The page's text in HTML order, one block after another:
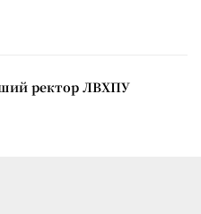
ректор ЛВХПУ